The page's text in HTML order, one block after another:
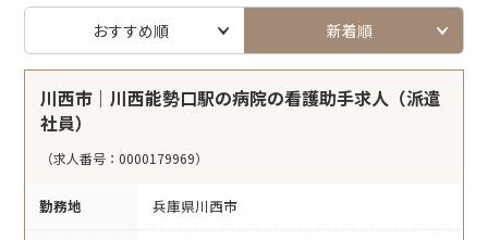
おすすめ順 新着順
川西市｜川西能勢口駅の病院の看護助手求人（派遣
社員）
（求人番号：0000179969）
勤務地 兵庫県川西市